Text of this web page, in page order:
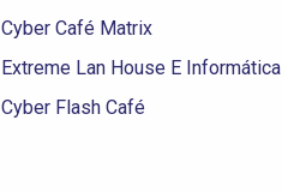
Cyber Café Matrix
Extreme Lan House E Informática
Cyber Flash Café